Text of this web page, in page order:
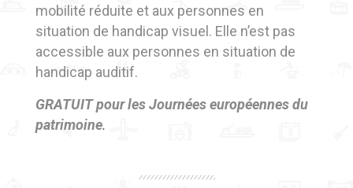
mobilité réduite et aux personnes en
situation de handicap visuel. Elle n’est pas
accessible aux personnes en situation de
handicap auditif.
GRATUIT pour les Journées européennes du
patrimoine.